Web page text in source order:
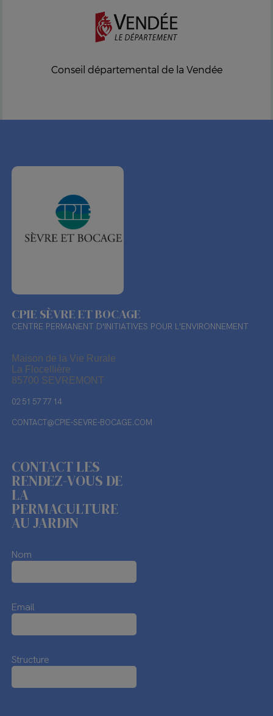
Conseil départemental de la Vendée
CPIE SÈVRE ET BOCAGE
CENTRE PERMANENT D'INITIATIVES POUR L'ENVIRONNEMENT
Maison de la Vie Rurale
La Flocellière
85700 SEVREMONT
02 51 57 77 14
CONTACT@CPIE-SEVRE-BOCAGE.COM
CONTACT LES
RENDEZ-VOUS DE
LA
PERMACULTURE
AU JARDIN
Nom
Email
Structure